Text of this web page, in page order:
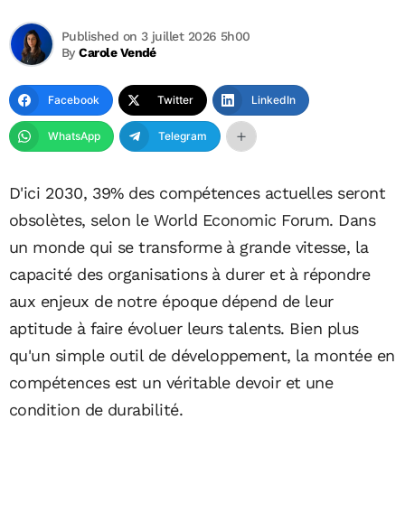
ByCarole Vendé
Published on 3 juillet 2026 5h00
Facebook Twitter LinkedIn
WhatsApp Telegram
D'ici 2030, 39% des compétences actuelles seront
obsolètes, selon le World Economic Forum. Dans
un monde qui se transforme à grande vitesse, la
capacité des organisations à durer et à répondre
aux enjeux de notre époque dépend de leur
aptitude à faire évoluer leurs talents. Bien plus
qu'un simple outil de développement, la montée en
compétences est un véritable devoir et une
condition de durabilité.